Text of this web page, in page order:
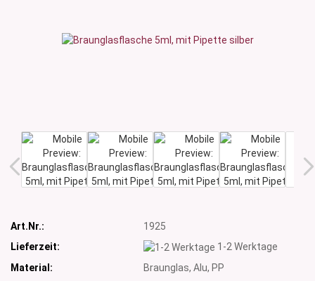
Art.Nr.:
1925
Lieferzeit:
1-2 Werktage
Material:
Braunglas, Alu, PP